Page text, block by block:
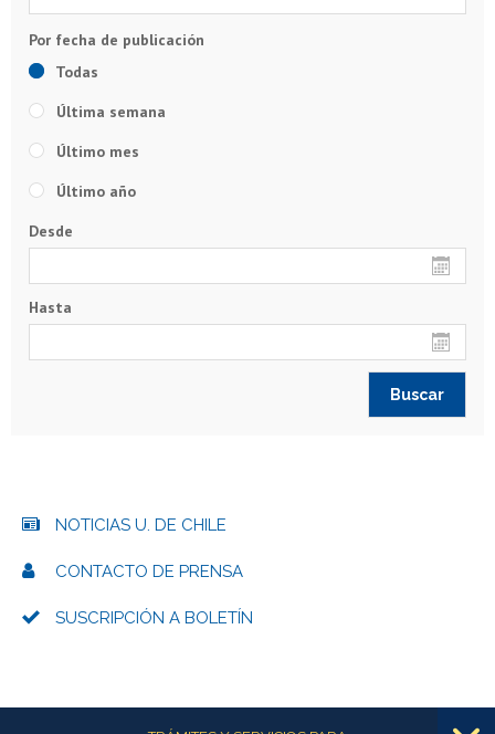
Todas
Última semana
Último mes
Último año
Desde
Hasta
NOTICIAS U. DE CHILE
CONTACTO DE PRENSA
SUSCRIPCIÓN A BOLETÍN
Más información